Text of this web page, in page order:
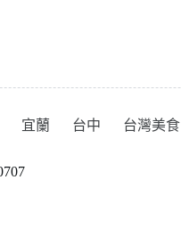
宜蘭 台中 台灣美食